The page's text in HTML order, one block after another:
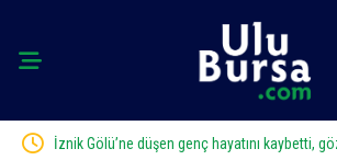
düşen genç hayatını kaybetti, gözyaşlarıyla